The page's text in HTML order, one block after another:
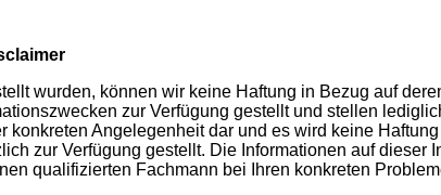
wurden, können wir keine Haftung in Bezug auf
zur Verfügung gestellt und stellen
Angelegenheit dar und es wird keine
zur Verfügung gestellt. Die Informationen auf dieser
qualifizierten Fachmann bei Ihren konkreten